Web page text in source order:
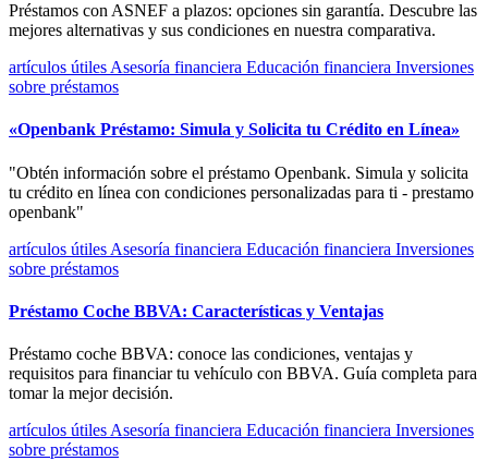
Préstamos con ASNEF a plazos: opciones sin garantía. Descubre las
mejores alternativas y sus condiciones en nuestra comparativa.
artículos útiles Asesoría financiera Educación financiera Inversiones
sobre préstamos
«Openbank Préstamo: Simula y Solicita tu Crédito en Línea»
"Obtén información sobre el préstamo Openbank. Simula y solicita
tu crédito en línea con condiciones personalizadas para ti - prestamo
openbank"
artículos útiles Asesoría financiera Educación financiera Inversiones
sobre préstamos
Préstamo Coche BBVA: Características y Ventajas
Préstamo coche BBVA: conoce las condiciones, ventajas y
requisitos para financiar tu vehículo con BBVA. Guía completa para
tomar la mejor decisión.
artículos útiles Asesoría financiera Educación financiera Inversiones
sobre préstamos